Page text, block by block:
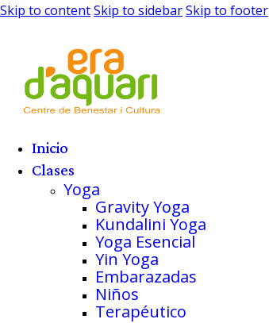
Skip to contentSkip to sidebarSkip to footer
Inicio
Clases
Yoga
Gravity Yoga
Kundalini Yoga
Yoga Esencial
Yin Yoga
Embarazadas
Niños
Terapéutico